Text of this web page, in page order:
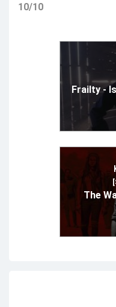
10/10
Frailty -
The